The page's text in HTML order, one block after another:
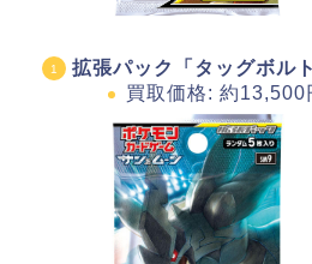
拡張パック「タッグボルト
買取価格: 約13,500